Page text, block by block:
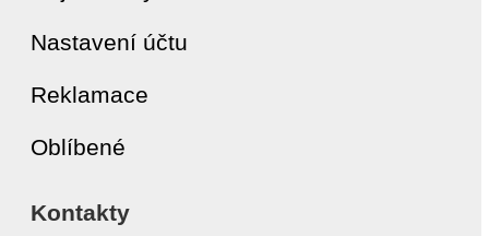
Nastavení účtu
Reklamace
Oblíbené
Kontakty